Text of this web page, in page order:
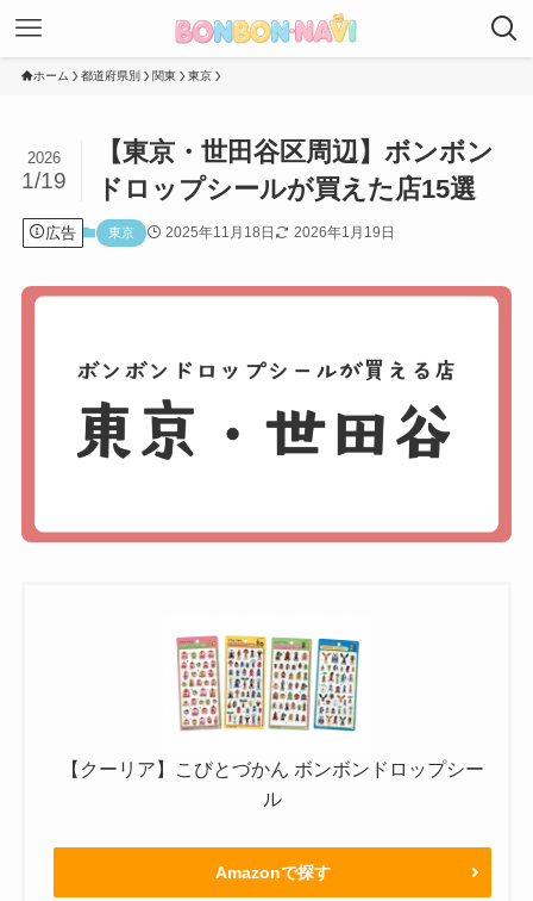
ホーム 都道府県別 関東 東京
【東京・世田谷区周辺】ボンボン
ドロップシールが買えた店15選
2026
1/19
広告 東京 2025年11月18日 2026年1月19日
【クーリア】こびとづかん ボンボンドロップシー
ル
Amazonで探す